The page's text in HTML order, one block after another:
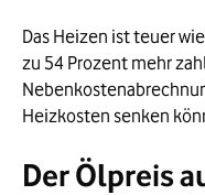
Das Heizen ist teuer
zu 54 Prozent mehr
Heizkosten senken
Der Ölpreis